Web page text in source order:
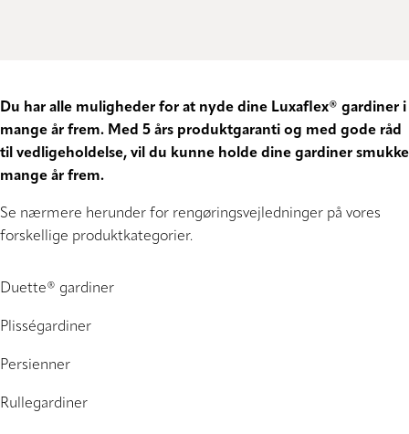
Du har alle muligheder for at nyde dine Luxaflex® gardiner i
mange år frem. Med 5 års produktgaranti og med gode råd
til vedligeholdelse, vil du kunne holde dine gardiner smukke
mange år frem.
Se nærmere herunder for rengøringsvejledninger på vores
forskellige produktkategorier.
Duette® gardiner
Plisségardiner
Persienner
Rullegardiner